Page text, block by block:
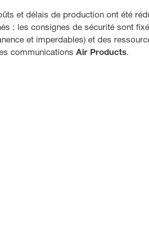
et délais de production ont été
: les consignes de sécurité sont
et imperdables) et des
communications Air Products.